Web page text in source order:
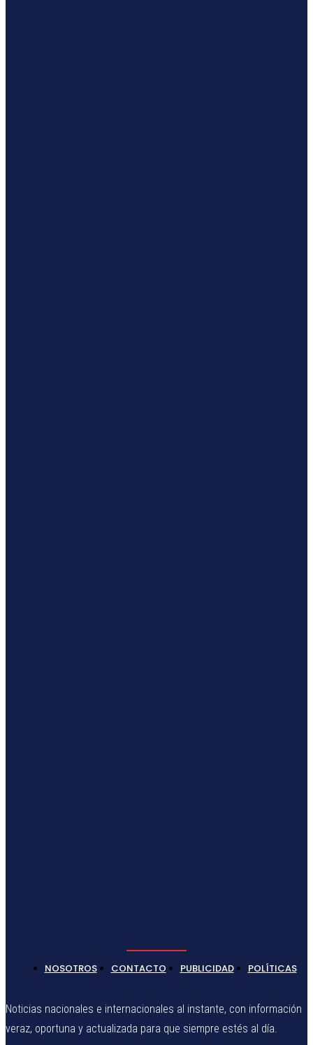
NOSOTROS CONTACTO PUBLICIDAD POLÍTICAS
Noticias nacionales e internacionales al instante, con información
veraz, oportuna y actualizada para que siempre estés al día.